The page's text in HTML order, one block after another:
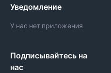
Уведомление
У нас нет приложения
Подписывайтесь на
нас